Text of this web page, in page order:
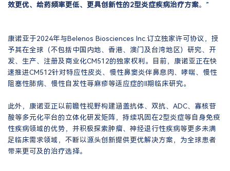
效更优、给药频率更低、更具创新性的2型炎症疾病治疗方案。”
康诺亚于2024年与Belenos Biosciences Inc.订立独家许可协议，授
予其在全球（不包括中国内地、香港、澳门及台湾地区）研究、开
发、生产、注册及商业化CM512的独家权利。目前，康诺亚正在快
速推进CM512针对特应性皮炎、慢性鼻窦炎伴鼻息肉、哮喘、慢性
阻塞性肺病、慢性自发性荨麻疹等适应症的II期临床研究。
此外，康诺亚正以前瞻性视野构建涵盖抗体、双抗、ADC、寡核苷
酸等多元化平台的立体化研发矩阵，持续巩固在2型炎症等自身免疫
性疾病领域的优势，并积极探索肿瘤、神经退行性疾病等更多未满
足临床需求领域，不断以源头创新提供更优解决方案，为全球患者
带来更可及的治疗选择。